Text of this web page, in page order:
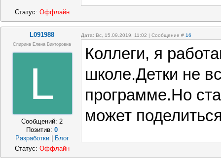
Статус: Оффлайн
L091988 Дата: Вс, 15.09.2019, 11:02 | Сообщение # 16
Спирина Елена Викторовна
L
Сообщений:2
Позитив:0
Разработки
Блог
Коллеги, я
школе.Детки не
программе.Но
может
Статус: Оффлайн